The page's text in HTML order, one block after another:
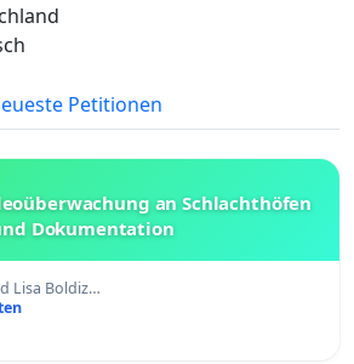
Petitionen
an Schlachthöfen
Dokumentation
Lisa Boldiz…